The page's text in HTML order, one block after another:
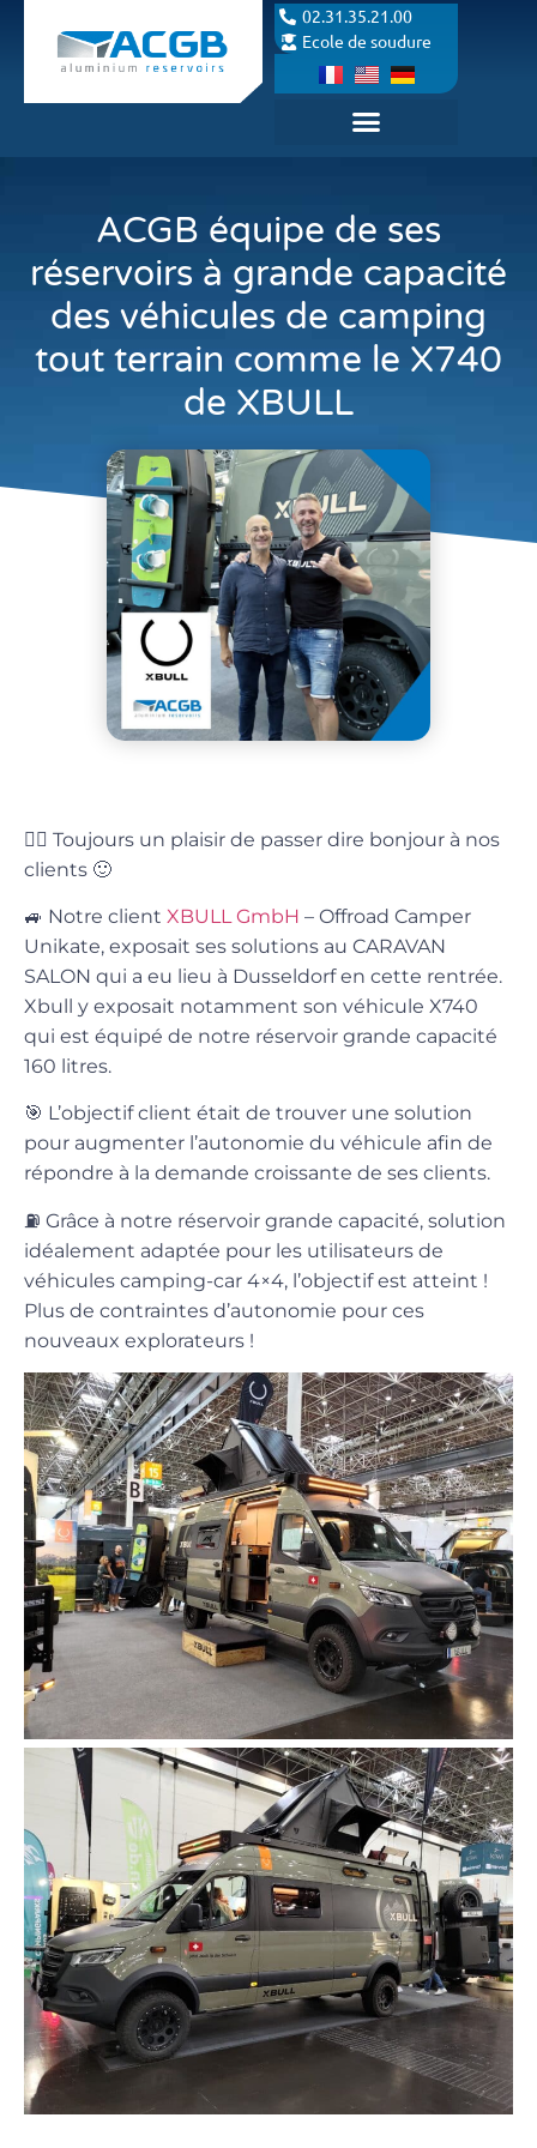
02.31.35.21.00
Ecole de soudure
ACGB équipe de ses
réservoirs à grande capacité
des véhicules de camping
tout terrain comme le X740
de XBULL
publiée le : 16 septembre 2024
🙋‍♂️ Toujours un plaisir de passer dire bonjour à nos
clients 🙂
🚙 Notre client XBULL GmbH – Offroad Camper
Unikate, exposait ses solutions au CARAVAN
SALON qui a eu lieu à Dusseldorf en cette rentrée.
Xbull y exposait notamment son véhicule X740
qui est équipé de notre réservoir grande capacité
160 litres.
🎯 L’objectif client était de trouver une solution
pour augmenter l’autonomie du véhicule afin de
répondre à la demande croissante de ses clients.
⛽ Grâce à notre réservoir grande capacité, solution
idéalement adaptée pour les utilisateurs de
véhicules camping-car 4×4, l’objectif est atteint !
Plus de contraintes d’autonomie pour ces
nouveaux explorateurs !